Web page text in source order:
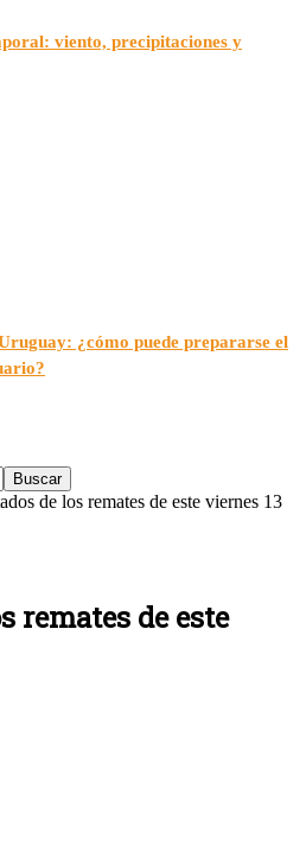
viento, precipitaciones y
¿cómo puede prepararse el
de los remates de este viernes 13
remates de este